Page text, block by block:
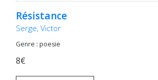
Résistance
Serge, Victor
Genre : poesie
8€